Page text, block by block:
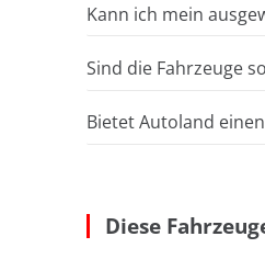
Kann ich mein
Sind die Fahrzeuge
Bietet Autoland
Diese